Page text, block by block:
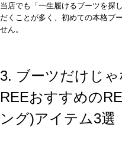
当店でも「一生履けるブーツを探
だくことが多く、初めての本格ブ
せん。
3. ブーツだけじ
REEおすすめの
ング)アイテム3選